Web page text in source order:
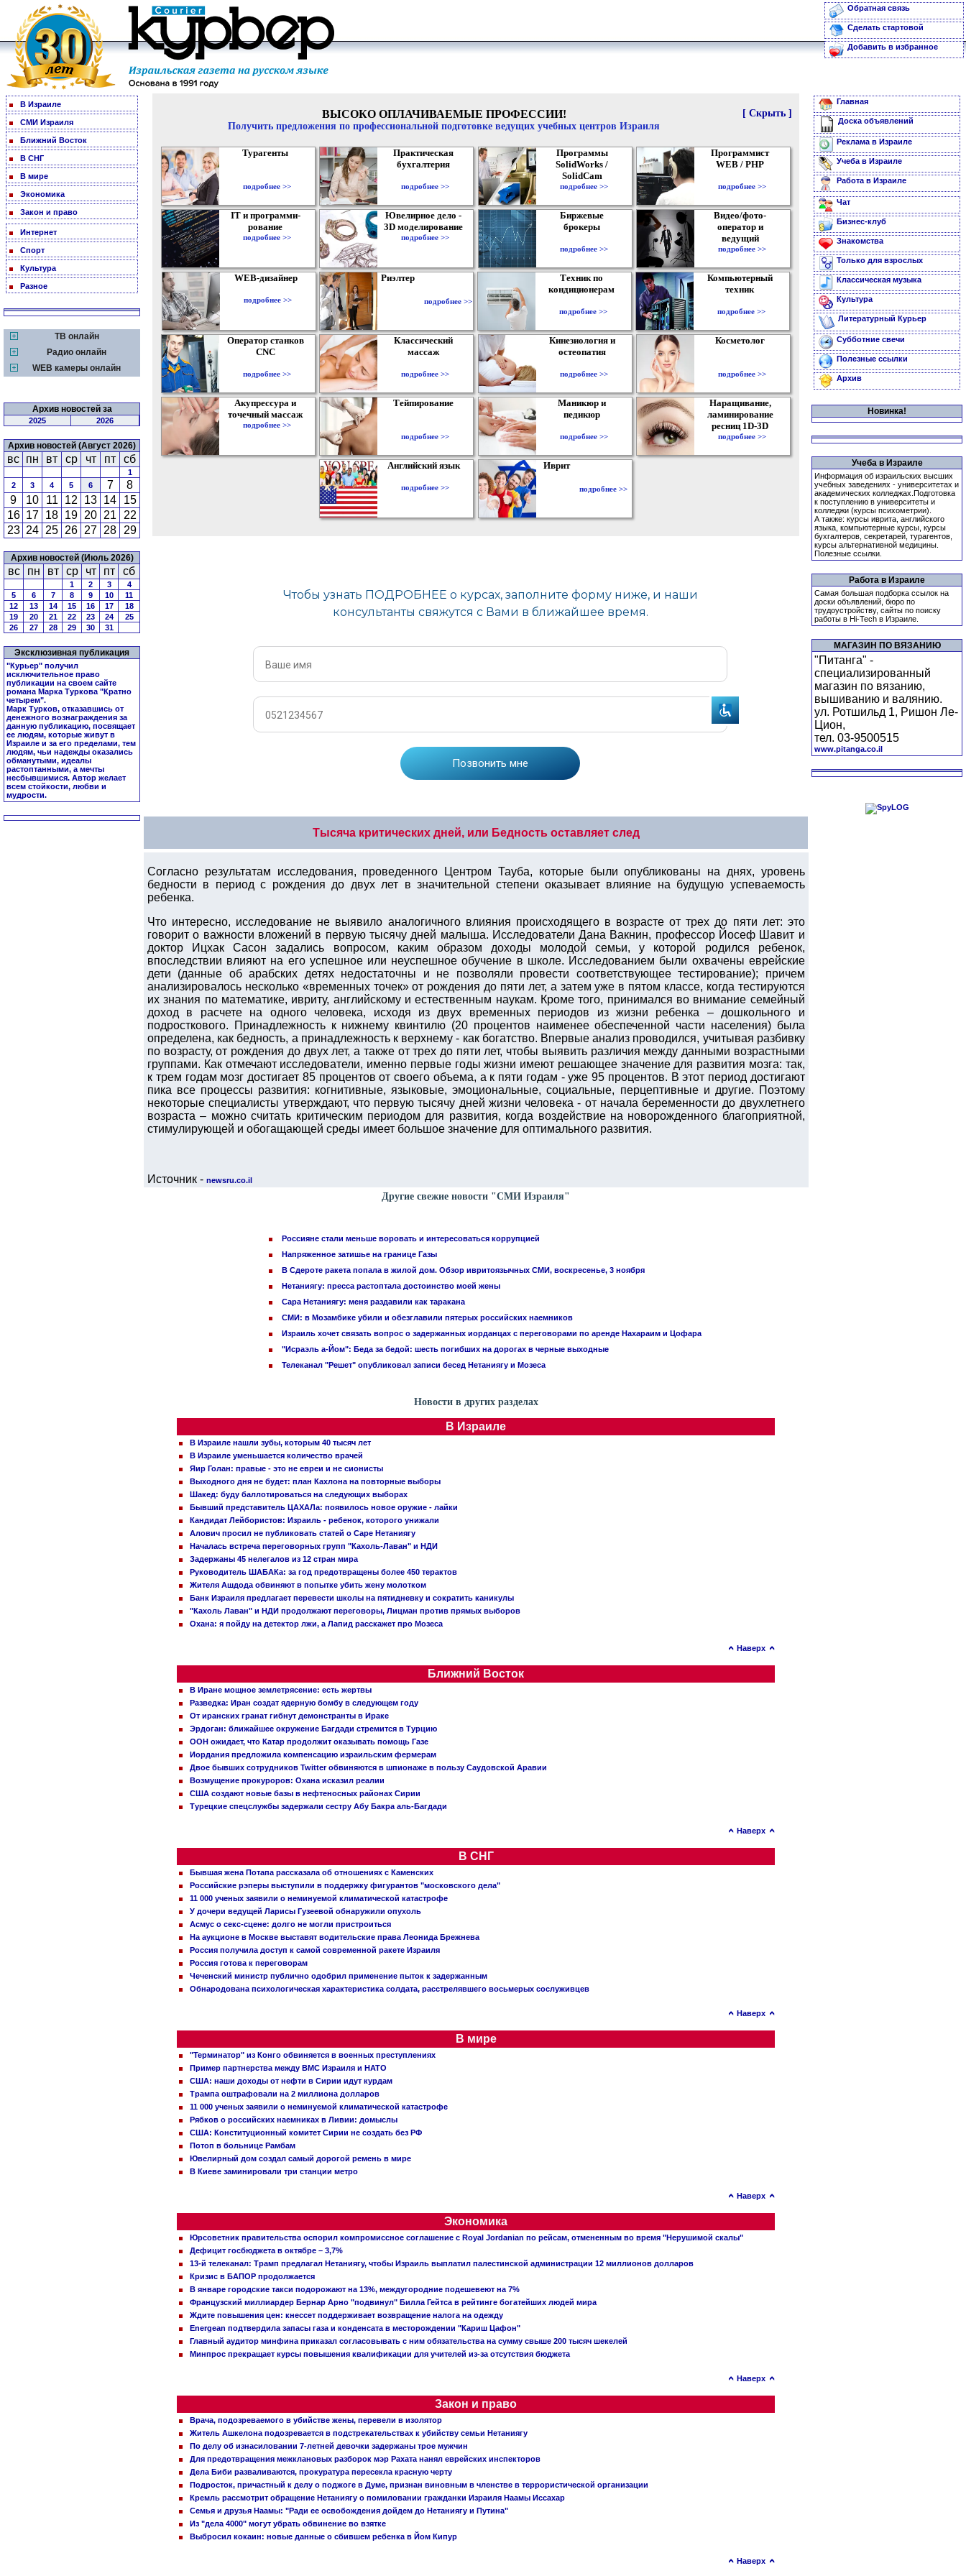
Обратная связь
Сделать стартовой
Добавить в избранное
В Израиле
СМИ Израиля
Ближний Восток
В СНГ
В мире
Экономика
Закон и право
Интернет
Спорт
Культура
Разное
ТВ онлайн
Радио онлайн
WEB камеры онлайн
Архив новостей за
2025 2026
Архив новостей (Август 2026)
вс пн вт ср чт пт сб
1
2
3 4 5 6 7
8
9
10 11 12 13 14
15
16 17 18 19 20 21
22
23 24 25 26 27 28 29
Архив новостей (Июль 2026)
вс пн вт ср чт пт сб
1 2 3
4
5
6 7 8 9 10
11
12
13 14 15 16 17
18
19
20 21 22 23 24
25
26
27 28 29 30 31
Эксклюзивная публикация
"Курьер" получил
исключительное право
публикации на своем сайте
романа Марка Туркова "Кратно
четырем".
Марк Турков, отказавшись от
денежного вознаграждения за
данную публикацию, посвящает
ее людям, которые живут в
Израиле и за его пределами, тем
людям, чьи надежды оказались
обманутыми, идеалы
растоптанными, а мечты
несбывшимися. Автор желает
всем стойкости, любви и
мудрости.
[ Скрыть ]
ВЫСОКО ОПЛАЧИВАЕМЫЕ ПРОФЕССИИ!
Получить предложения по профессиональной подготовке ведущих учебных центров Израиля
Турагенты
подробнее >>
Практическая
бухгалтерия
подробнее >>
Программы
SolidWorks /
SolidCam
подробнее >>
Программист
WEB / PHP
подробнее >>
IT и программи-
рование
подробнее >>
Ювелирное дело -
3D моделирование
подробнее >>
Биржевые
брокеры
подробнее >>
Видео/фото-
оператор и
ведущий
подробнее >>
WEB-дизайнер
подробнее >>
Риэлтер
подробнее >>
Техник по
кондиционерам
подробнее >>
Компьютерный
техник
подробнее >>
Оператор станков
CNC
подробнее >>
Классический
массаж
подробнее >>
Кинезиология и
остеопатия
подробнее >>
Косметолог
подробнее >>
Акупрессура и
точечный массаж
подробнее >>
Тейпирование
подробнее >>
Маникюр и
педикюр
подробнее >>
Наращивание,
ламинирование
ресниц 1D-3D
подробнее >>
Английский язык
подробнее >>
Иврит
подробнее >>
Тысяча критических дней, или Бедность оставляет след
Согласно результатам исследования, проведенного Центром Тауба, которые были опубликованы на днях, уровень
бедности в период с рождения до двух лет в значительной степени оказывает влияние на будущую успеваемость
ребенка.
Что интересно, исследование не выявило аналогичного влияния происходящего в возрасте от трех до пяти лет: это
говорит о важности вложений в первую тысячу дней малыша. Исследователи Дана Вакнин, профессор Йосеф Шавит и
доктор Ицхак Сасон задались вопросом, каким образом доходы молодой семьи, у которой родился ребенок,
впоследствии влияют на его успешное или неуспешное обучение в школе. Исследованием были охвачены еврейские
дети (данные об арабских детях недостаточны и не позволяли провести соответствующее тестирование); причем
анализировалось несколько «временных точек» от рождения до пяти лет, а затем уже в пятом классе, когда тестируются
их знания по математике, ивриту, английскому и естественным наукам. Кроме того, принимался во внимание семейный
доход в расчете на одного человека, исходя из двух временных периодов из жизни ребенка – дошкольного и
подросткового. Принадлежность к нижнему квинтилю (20 процентов наименее обеспеченной части населения) была
определена, как бедность, а принадлежность к верхнему - как богатство. Впервые анализ проводился, учитывая разбивку
по возрасту, от рождения до двух лет, а также от трех до пяти лет, чтобы выявить различия между данными возрастными
группами. Как отмечают исследователи, именно первые годы жизни имеют решающее значение для развития мозга: так,
к трем годам мозг достигает 85 процентов от своего объема, а к пяти годам - уже 95 процентов. В этот период достигают
пика все процессы развития: когнитивные, языковые, эмоциональные, социальные, перцептивные и другие. Поэтому
некоторые специалисты утверждают, что первую тысячу дней жизни человека - от начала беременности до двухлетнего
возраста – можно считать критическим периодом для развития, когда воздействие на новорожденного благоприятной,
стимулирующей и обогащающей среды имеет большое значение для оптимального развития.
Источник - newsru.co.il
Другие свежие новости "СМИ Израиля"
Россияне стали меньше воровать и интересоваться коррупцией
Напряженное затишье на границе Газы
В Сдероте ракета попала в жилой дом. Обзор ивритоязычных СМИ, воскресенье, 3 ноября
Нетаниягу: пресса растоптала достоинство моей жены
Сара Нетаниягу: меня раздавили как таракана
СМИ: в Мозамбике убили и обезглавили пятерых российских наемников
Израиль хочет связать вопрос о задержанных иорданцах с переговорами по аренде Нахараим и Цофара
"Исраэль а-Йом": Беда за бедой: шесть погибших на дорогах в черные выходные
Телеканал "Решет" опубликовал записи бесед Нетаниягу и Мозеса
Новости в других разделах
В Израиле
В Израиле нашли зубы, которым 40 тысяч лет
В Израиле уменьшается количество врачей
Яир Голан: правые - это не евреи и не сионисты
Выходного дня не будет: план Кахлона на повторные выборы
Шакед: буду баллотироваться на следующих выборах
Бывший представитель ЦАХАЛа: появилось новое оружие - лайки
Кандидат Лейбористов: Израиль - ребенок, которого унижали
Алович просил не публиковать статей о Саре Нетаниягу
Началась встреча переговорных групп "Кахоль-Лаван" и НДИ
Задержаны 45 нелегалов из 12 стран мира
Руководитель ШАБАКа: за год предотвращены более 450 терактов
Жителя Ашдода обвиняют в попытке убить жену молотком
Банк Израиля предлагает перевести школы на пятидневку и сократить каникулы
"Кахоль Лаван" и НДИ продолжают переговоры, Лицман против прямых выборов
Охана: я пойду на детектор лжи, а Лапид расскажет про Мозеса
Наверх
Ближний Восток
В Иране мощное землетрясение: есть жертвы
Разведка: Иран создат ядерную бомбу в следующем году
От иранских гранат гибнут демонстранты в Ираке
Эрдоган: ближайшее окружение Багдади стремится в Турцию
ООН ожидает, что Катар продолжит оказывать помощь Газе
Иордания предложила компенсацию израильским фермерам
Двое бывших сотрудников Twitter обвиняются в шпионаже в пользу Саудовской Аравии
Возмущение прокуроров: Охана исказил реалии
США создают новые базы в нефтеносных районах Сирии
Турецкие спецслужбы задержали сестру Абу Бакра аль-Багдади
Наверх
В СНГ
Бывшая жена Потапа рассказала об отношениях с Каменских
Российские рэперы выступили в поддержку фигурантов "московского дела"
11 000 ученых заявили о неминуемой климатической катастрофе
У дочери ведущей Ларисы Гузеевой обнаружили опухоль
Асмус о секс-сцене: долго не могли пристроиться
На аукционе в Москве выставят водительские права Леонида Брежнева
Россия получила доступ к самой современной ракете Израиля
Россия готова к переговорам
Чеченский министр публично одобрил применение пыток к задержанным
Обнародована психологическая характеристика солдата, расстрелявшего восьмерых сослуживцев
Наверх
В мире
"Терминатор" из Конго обвиняется в военных преступлениях
Пример партнерства между ВМС Израиля и НАТО
США: наши доходы от нефти в Сирии идут курдам
Трампа оштрафовали на 2 миллиона долларов
11 000 ученых заявили о неминуемой климатической катастрофе
Рябков о российских наемниках в Ливии: домыслы
США: Конституционный комитет Сирии не создать без РФ
Потоп в больнице Рамбам
Ювелирный дом создал самый дорогой ремень в мире
В Киеве заминировали три станции метро
Наверх
Экономика
Юрсоветник правительства оспорил компромиссное соглашение с Royal Jordanian по рейсам, отмененным во время "Нерушимой скалы"
Дефицит госбюджета в октябре – 3,7%
13-й телеканал: Трамп предлагал Нетаниягу, чтобы Израиль выплатил палестинской администрации 12 миллионов долларов
Кризис в БАПОР продолжается
В январе городские такси подорожают на 13%, междугородние подешевеют на 7%
Французский миллиардер Бернар Арно "подвинул" Билла Гейтса в рейтинге богатейших людей мира
Ждите повышения цен: кнессет поддерживает возвращение налога на одежду
Energean подтвердила запасы газа и конденсата в месторождении "Кариш Цафон"
Главный аудитор минфина приказал согласовывать с ним обязательства на сумму свыше 200 тысяч шекелей
Минпрос прекращает курсы повышения квалификации для учителей из-за отсутствия бюджета
Наверх
Закон и право
Врача, подозреваемого в убийстве жены, перевели в изолятор
Житель Ашкелона подозревается в подстрекательствах к убийству семьи Нетаниягу
По делу об изнасиловании 7-летней девочки задержаны трое мужчин
Для предотвращения межклановых разборок мэр Рахата нанял еврейских инспекторов
Дела Биби разваливаются, прокуратура пересекла красную черту
Подросток, причастный к делу о поджоге в Думе, признан виновным в членстве в террористической организации
Кремль рассмотрит обращение Нетаниягу о помиловании гражданки Израиля Наамы Иссахар
Семья и друзья Наамы: "Ради ее освобождения дойдем до Нетаниягу и Путина"
Из "дела 4000" могут убрать обвинение во взятке
Выбросил кокаин: новые данные о сбившем ребенка в Йом Кипур
Наверх
Главная
Доска объявлений
Реклама в Израиле
Учеба в Израиле
Работа в Израиле
Чат
Бизнес-клуб
Знакомства
Только для взрослых
Классическая музыка
Культура
Литературный Курьер
Субботние свечи
Полезные ссылки
Архив
Новинка!
Учеба в Израиле
Информация об израильских высших
учебных заведениях - университетах и
академических колледжах.Подготовка
к поступлению в университеты и
колледжи (курсы психометрии).
А также: курсы иврита, английского
языка, компьютерные курсы, курсы
бухгалтеров, секретарей, турагентов,
курсы альтернативной медицины.
Полезные ссылки.
Работа в Израиле
Самая большая подборка ссылок на
доски объявлений, бюро по
трудоустройству, сайты по поиску
работы в Hi-Tech в Израиле.
МАГАЗИН ПО ВЯЗАНИЮ
"Питанга" -
специализированный
магазин по вязанию,
вышиванию и валянию.
ул. Ротшильд 1, Ришон Ле-
Цион,
тел. 03-9500515
www.pitanga.co.il